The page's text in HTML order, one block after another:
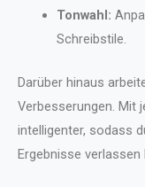
Tonwahl:
Schreibstile.
Darüber hinaus
Verbesserungen. Mit
intelligenter, sodass
Ergebnisse verlassen